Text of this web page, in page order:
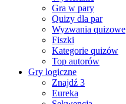
Gra w pary
Quizy dla par
Wyzwania quizowe
Fiszki
Kategorie quizów
Top autorów
Gry logiczne
Znajdź 3
Eureka